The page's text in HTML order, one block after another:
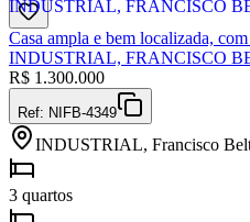
Casa ampla e bem localizada,
INDUSTRIAL, FRANCISCO
R$ 1.300.000
Ref: NIFB-4349
INDUSTRIAL, Francisco
3 quartos